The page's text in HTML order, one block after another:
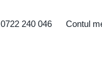
0722 240 046 Contul